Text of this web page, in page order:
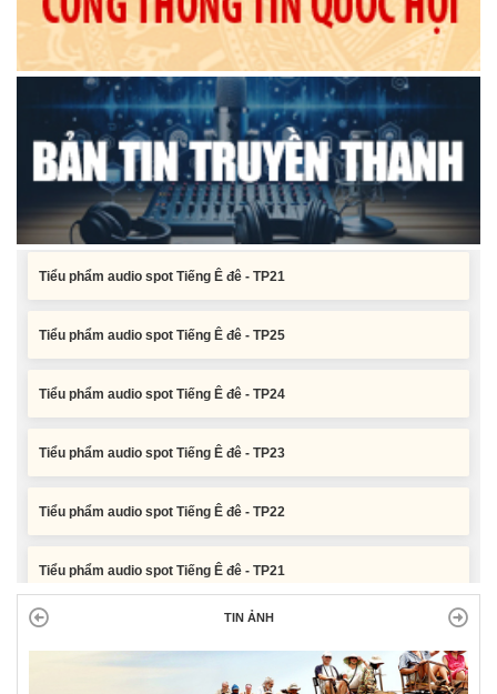
Tiểu phẩm audio spot Tiếng Ê đê - TP25
Tiểu phẩm audio spot Tiếng Ê đê - TP24
Tiểu phẩm audio spot Tiếng Ê đê - TP23
Tiểu phẩm audio spot Tiếng Ê đê - TP22
Tiểu phẩm audio spot Tiếng Ê đê - TP21
Tiểu phẩm audio spot Tiếng Ê đê - TP25
Tiểu phẩm audio spot Tiếng Ê đê - TP24
Tiểu phẩm audio spot Tiếng Ê đê - TP23
Tiểu phẩm audio spot Tiếng Ê đê - TP22
Tiểu phẩm audio spot Tiếng Ê đê - TP21
TIN ẢNH